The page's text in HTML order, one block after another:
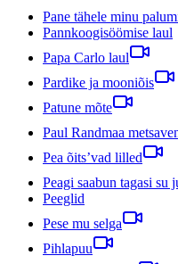
Pane tähele minu
Pannkoogisöömise laul
Papa Carlo laul
Pardike ja mooniõis
Patune mõte
Paul Randmaa
Pea õits’vad lilled
Peagi saabun tagasi su
Peeglid
Pese mu selga
Pihlapuu